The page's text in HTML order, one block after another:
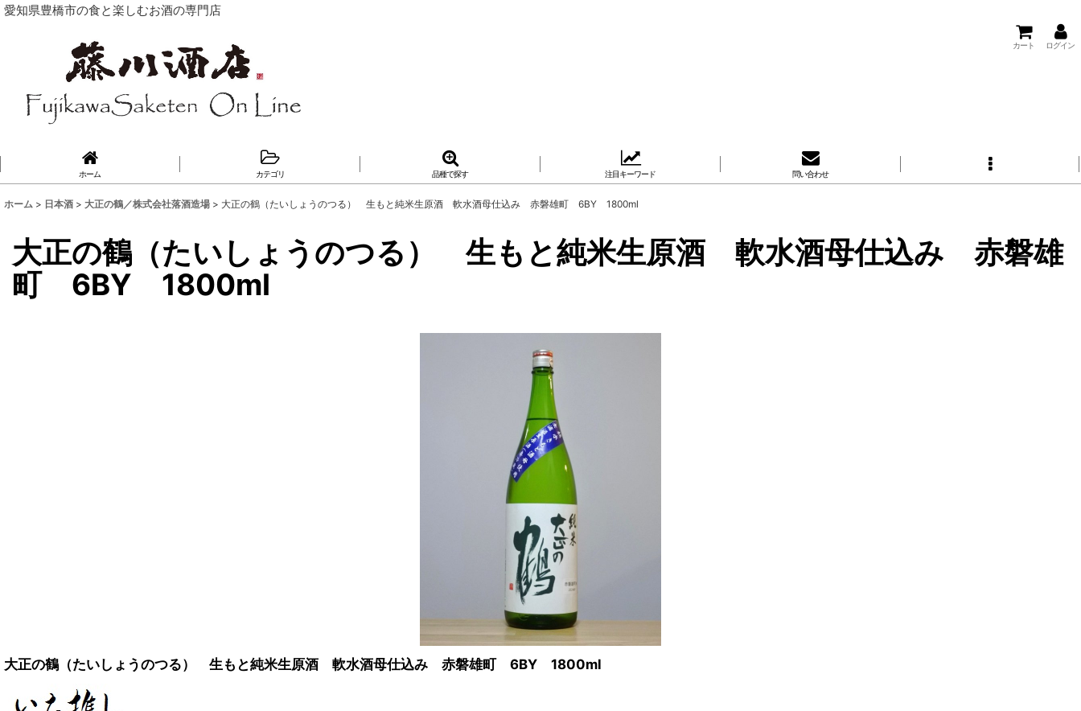
愛知県豊橋市の食と楽しむお酒の専門店
カート ログイン
ホーム カテゴリ 品種で探す 注目キーワード 問い合わせ
ホーム > 日本酒 > 大正の鶴／株式会社落酒造場 > 大正の鶴（たいしょうのつる） 生もと純米生原酒 軟水酒母仕込み 赤磐雄町 6BY 1800ml
大正の鶴（たいしょうのつる） 生もと純米生原酒 軟水酒母仕込み 赤磐雄
町 6BY 1800ml
大正の鶴（たいしょうのつる） 生もと純米生原酒 軟水酒母仕込み 赤磐雄町 6BY 1800ml